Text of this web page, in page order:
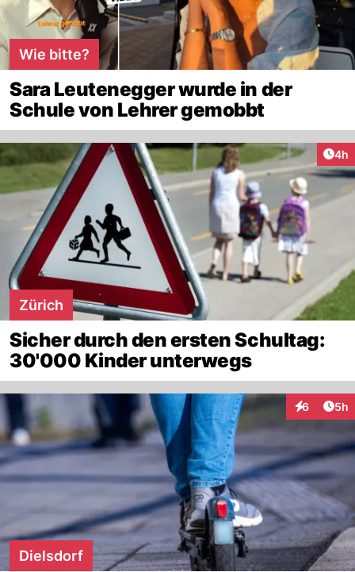
Wie bitte?
Sara Leutenegger wurde in der
Schule von Lehrer gemobbt
4h
Zürich
Sicher durch den ersten Schultag:
30'000 Kinder unterwegs
6 5h
Dielsdorf